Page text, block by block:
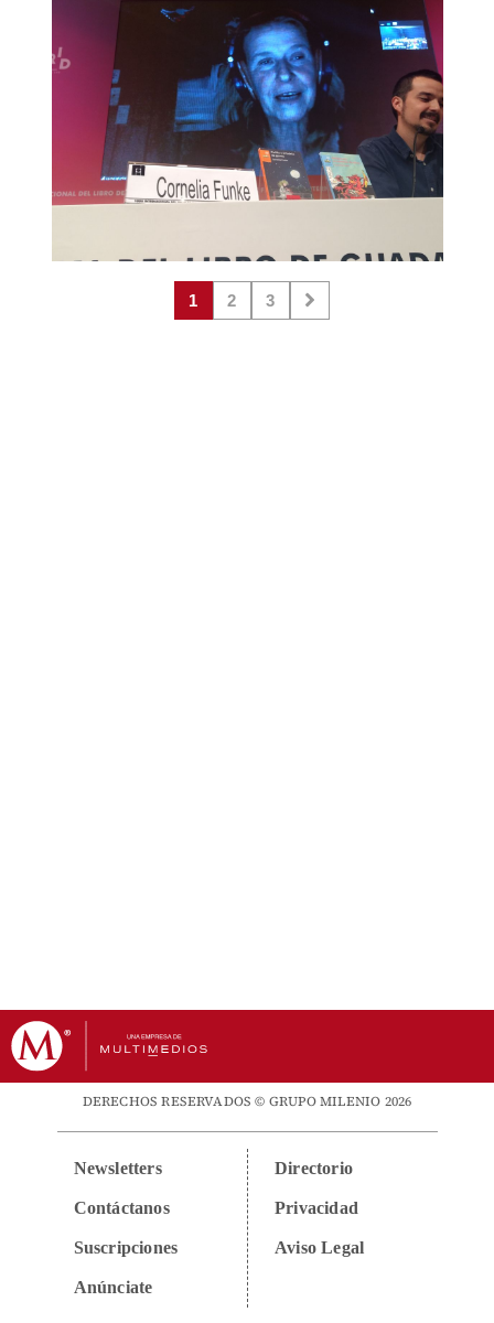
1 2 3
DERECHOS RESERVADOS © GRUPO MILENIO 2026
Newsletters
Contáctanos
Suscripciones
Anúnciate
Directorio
Privacidad
Aviso Legal